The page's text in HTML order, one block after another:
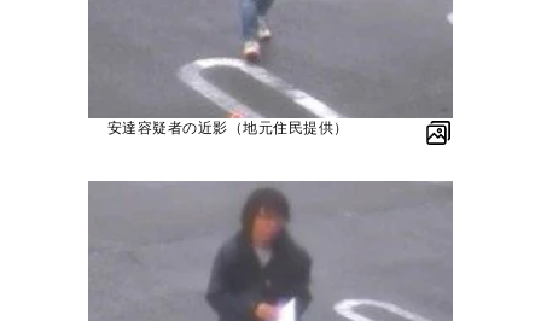
安達容疑者の近影（地元住民提供）